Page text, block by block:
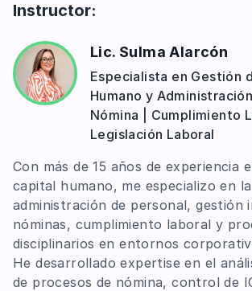
Relación con la Fiscalización
Instructor:
Lic. Sulma Alarcón
Especialista en Gestión
Humano y
Nómina | Cumplimiento
Legislación Laboral
Con más de 15 años de experiencia
capital humano, me especializo en la
administración de personal, gestión
nóminas, cumplimiento laboral y
disciplinarios en entornos
He desarrollado expertise en el
de procesos de nómina, control de